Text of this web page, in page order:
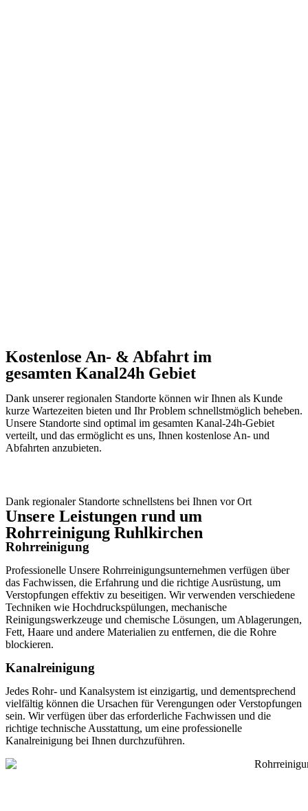
Kostenlose An- & Abfahrt im
gesamten Kanal24h Gebiet
Dank unserer regionalen Standorte können wir Ihnen als Kunde
kurze Wartezeiten bieten und Ihr Problem schnellstmöglich beheben.
Unsere Standorte sind optimal im gesamten Kanal-24h-Gebiet
verteilt, und das ermöglicht es uns, Ihnen kostenlose An- und
Abfahrten anzubieten.
Dank regionaler Standorte schnellstens bei Ihnen vor Ort
Unsere Leistungen rund um
Rohrreinigung Ruhlkirchen
Rohrreinigung
Professionelle Unsere Rohrreinigungsunternehmen verfügen über
das Fachwissen, die Erfahrung und die richtige Ausrüstung, um
Verstopfungen effektiv zu beseitigen. Wir verwenden verschiedene
Techniken wie Hochdruckspülungen, mechanische
Reinigungswerkzeuge und chemische Lösungen, um Ablagerungen,
Fett, Haare und andere Materialien zu entfernen, die die Rohre
blockieren.
Kanalreinigung
Jedes Rohr- und Kanalsystem ist einzigartig, und dementsprechend
vielfältig können die Ursachen für Verengungen oder Verstopfungen
sein. Wir verfügen über das erforderliche Fachwissen und die
richtige technische Ausstattung, um eine professionelle
Kanalreinigung bei Ihnen durchzuführen.